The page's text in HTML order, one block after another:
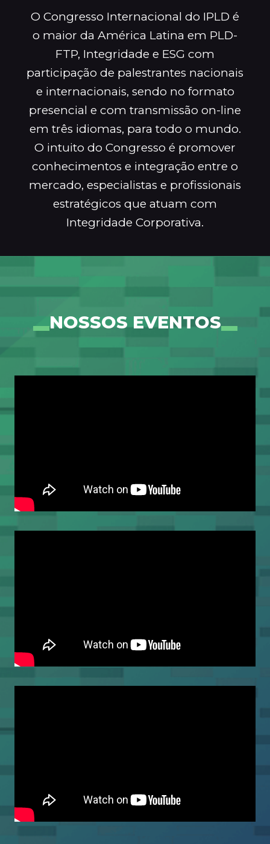
O Congresso Internacional do IPLD é
o maior da América Latina em PLD-
FTP, Integridade e ESG com
participação de palestrantes nacionais
e internacionais, sendo no formato
presencial e com transmissão on-line
em três idiomas, para todo o mundo.
O intuito do Congresso é promover
conhecimentos e integração entre o
mercado, especialistas e profissionais
estratégicos que atuam com
Integridade Corporativa.
NOSSOS EVENTOS